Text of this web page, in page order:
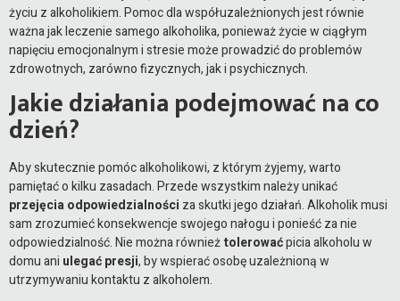
życiu z alkoholikiem. Pomoc dla współuzależnionych jest równie
ważna jak leczenie samego alkoholika, ponieważ życie w ciągłym
napięciu emocjonalnym i stresie może prowadzić do problemów
zdrowotnych, zarówno fizycznych, jak i psychicznych.
Jakie działania podejmować na co
dzień?
Aby skutecznie pomóc alkoholikowi, z którym żyjemy, warto
pamiętać o kilku zasadach. Przede wszystkim należy unikać
przejęcia odpowiedzialności za skutki jego działań. Alkoholik musi
sam zrozumieć konsekwencje swojego nałogu i ponieść za nie
odpowiedzialność. Nie można równieżtolerowaćpicia alkoholu w
domu ani ulegać presji, by wspierać osobę uzależnioną w
utrzymywaniu kontaktu z alkoholem.